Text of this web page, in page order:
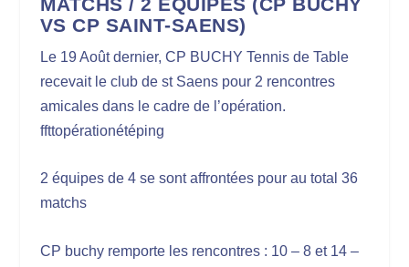
VS CP SAINT-SAENS)
Le 19 Août dernier, CP BUCHY Tennis de Table
recevait le club de st Saens pour 2 rencontres
amicales dans le cadre de l’opération.
ffttopérationétéping
2 équipes de 4 se sont affrontées pour au total 36
matchs
CP buchy remporte les rencontres : 10 – 8 et 14 –